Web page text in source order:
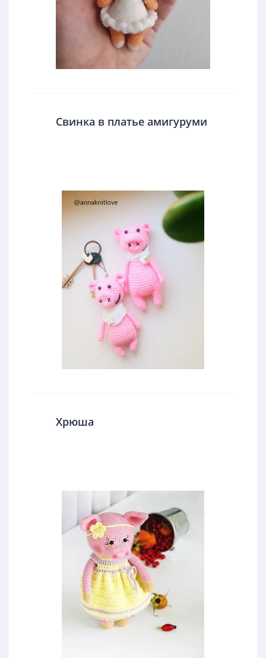
Свинка в платье амигуруми
Хрюша